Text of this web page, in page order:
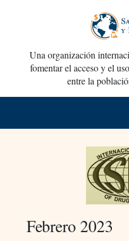
Una organización
fomentar el acceso y el
entre la
Febrero 2023